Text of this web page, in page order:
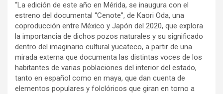
“La edición de este año en Mérida, se inaugura con el
estreno del documental “Cenote”, de Kaori Oda, una
coproducción entre México y Japón del 2020, que explora
la importancia de dichos pozos naturales y su significado
dentro del imaginario cultural yucateco, a partir de una
mirada externa que documenta las distintas voces de los
habitantes de varias poblaciones del interior del estado,
tanto en español como en maya, que dan cuenta de
elementos populares y folclóricos que giran en torno a